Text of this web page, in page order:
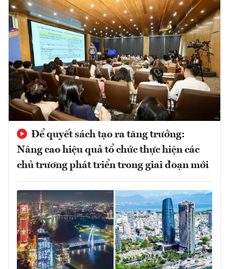
Để quyết sách tạo ra tăng trưởng:
Nâng cao hiệu quả tổ chức thực hiện các
chủ trương phát triển trong giai đoạn mới